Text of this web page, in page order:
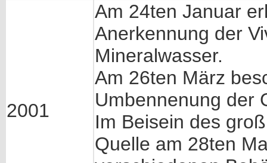
2001
Am 24ten Januar
Anerkennung der
Mineralwasser.
Am 26ten März
Umbennenung der
Im Beisein des
Quelle am 28ten